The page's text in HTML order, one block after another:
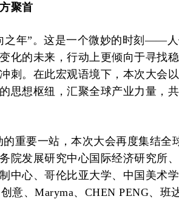
聚首
之年”。这是一个微妙的时刻——
化的未来，行动上更倾向于寻找
刺。在此宏观语境下，本次大会
思想枢纽，汇聚全球产业力量，
的重要一站，本次大会再度集结全
院发展研究中心国际经济研究所
中心、哥伦比亚大学、中国美术
意、Maryma、CHEN PENG、班